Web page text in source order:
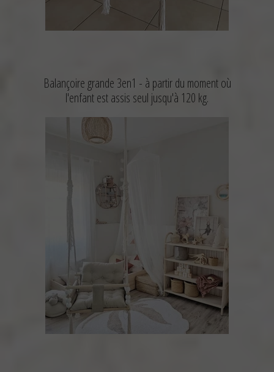
Balançoire grande 3en1 - à partir du moment où
l'enfant est assis seul jusqu'à 120 kg.